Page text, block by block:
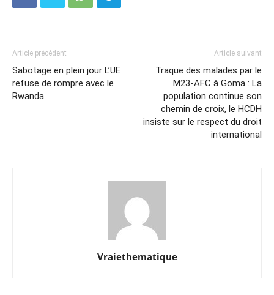
Article précédent
Sabotage en plein jour L’UE
refuse de rompre avec le
Rwanda
Article suivant
Traque des malades par le
M23-AFC à Goma : La
population continue son
chemin de croix, le HCDH
insiste sur le respect du droit
international
Vraiethematique